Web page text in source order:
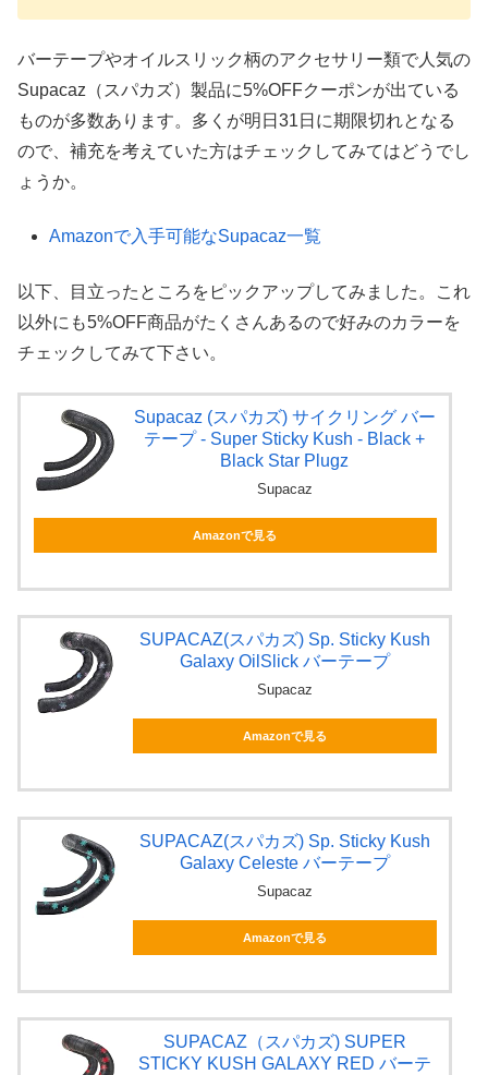
バーテープやオイルスリック柄のアクセサリー類で人気の
Supacaz（スパカズ）製品に5%OFFクーポンが出ている
ものが多数あります。多くが明日31日に期限切れとなる
ので、補充を考えていた方はチェックしてみてはどうでし
ょうか。
Amazonで入手可能なSupacaz一覧
以下、目立ったところをピックアップしてみました。これ
以外にも5%OFF商品がたくさんあるので好みのカラーを
チェックしてみて下さい。
Supacaz (スパカズ) サイクリング バー
テープ - Super Sticky Kush - Black +
Black Star Plugz
Supacaz
Amazonで見る
SUPACAZ(スパカズ) Sp. Sticky Kush
Galaxy OilSlick バーテープ
Supacaz
Amazonで見る
SUPACAZ(スパカズ) Sp. Sticky Kush
Galaxy Celeste バーテープ
Supacaz
Amazonで見る
SUPACAZ（スパカズ) SUPER
STICKY KUSH GALAXY RED バーテ